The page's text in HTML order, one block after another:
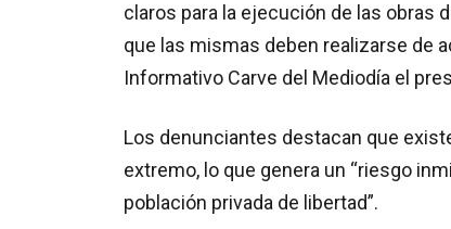
claros para la ejecución de las obras
que las mismas deben realizarse de
Informativo Carve del Mediodía el
Los denunciantes destacan que
extremo, lo que genera un “riesgo
población privada de libertad”.